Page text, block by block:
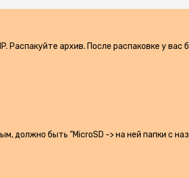
Распакуйте архив. После распаковке у
должно быть "MicroSD -> на ней папки с